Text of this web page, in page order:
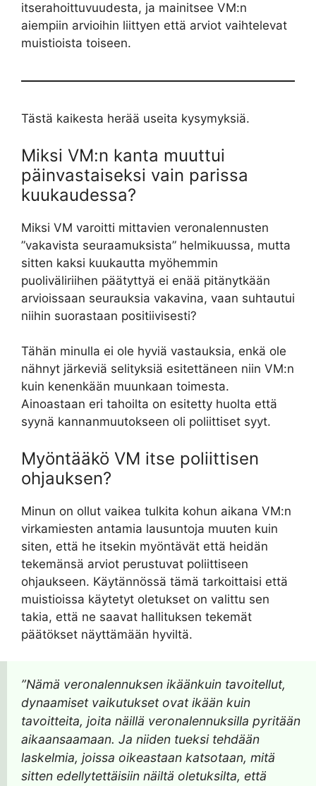
itserahoittuvuudesta, ja mainitsee VM:n
aiempiin arvioihin liittyen että arviot vaihtelevat
muistioista toiseen.
Tästä kaikesta herää useita kysymyksiä.
Miksi VM:n kanta muuttui
päinvastaiseksi vain parissa
kuukaudessa?
Miksi VM varoitti mittavien veronalennusten
”vakavista seuraamuksista” helmikuussa, mutta
sitten kaksi kuukautta myöhemmin
puoliväliriihen päätyttyä ei enää pitänytkään
arvioissaan seurauksia vakavina, vaan suhtautui
niihin suorastaan positiivisesti?
Tähän minulla ei ole hyviä vastauksia, enkä ole
nähnyt järkeviä selityksiä esitettäneen niin VM:n
kuin kenenkään muunkaan toimesta.
Ainoastaan eri tahoilta on esitetty huolta että
syynä kannanmuutokseen oli poliittiset syyt.
Myöntääkö VM itse poliittisen
ohjauksen?
Minun on ollut vaikea tulkita kohun aikana VM:n
virkamiesten antamia lausuntoja muuten kuin
siten, että he itsekin myöntävät että heidän
tekemänsä arviot perustuvat poliittiseen
ohjaukseen. Käytännössä tämä tarkoittaisi että
muistioissa käytetyt oletukset on valittu sen
takia, että ne saavat hallituksen tekemät
päätökset näyttämään hyviltä.
”Nämä veronalennuksen ikäänkuin tavoitellut,
dynaamiset vaikutukset ovat ikään kuin
tavoitteita, joita näillä veronalennuksilla pyritään
aikaansaamaan. Ja niiden tueksi tehdään
laskelmia, joissa oikeastaan katsotaan, mitä
sitten edellytettäisiin näiltä oletuksilta, että